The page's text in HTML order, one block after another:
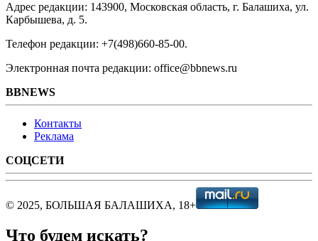
Адрес редакции: 143900, Московская область, г. Балашиха, ул.
Карбышева, д. 5.
Телефон редакции: +7(498)660-85-00.
Электронная почта редакции: office@bbnews.ru
BBNEWS
Контакты
Реклама
СОЦСЕТИ
© 2025, БОЛЬШАЯ БАЛАШИХА, 18+
Что будем искать?